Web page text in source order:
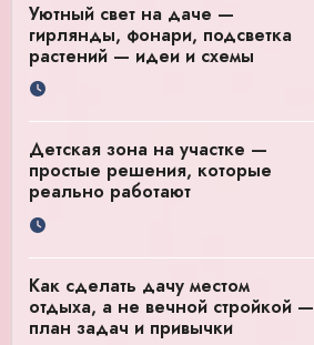
Уютный свет на даче —
гирлянды, фонари, подсветка
растений — идеи и схемы
Детская зона на участке —
простые решения, которые
реально работают
Как сделать дачу местом
отдыха, а не вечной стройкой —
план задач и привычки